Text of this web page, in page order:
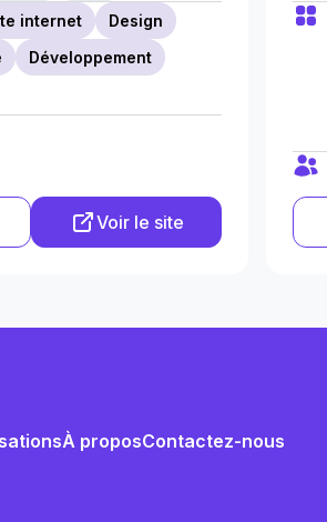
internet
Design
Développement
Voir le site
À proposContactez-nous